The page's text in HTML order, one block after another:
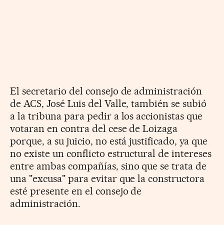
El secretario del consejo de administración
de ACS, José Luis del Valle, también se subió
a la tribuna para pedir a los accionistas que
votaran en contra del cese de Loizaga
porque, a su juicio, no está justificado, ya que
no existe un conflicto estructural de intereses
entre ambas compañías, sino que se trata de
una "excusa" para evitar que la constructora
esté presente en el consejo de
administración.